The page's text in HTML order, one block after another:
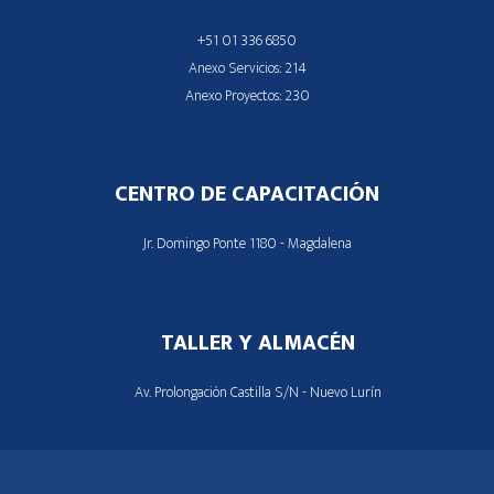
+51 01 336 6850
Anexo Servicios: 214
Anexo Proyectos: 230
CENTRO DE CAPACITACIÓN
Jr. Domingo Ponte 1180 - Magdalena
TALLER Y ALMACÉN
Av. Prolongación Castilla S/N - Nuevo Lurín